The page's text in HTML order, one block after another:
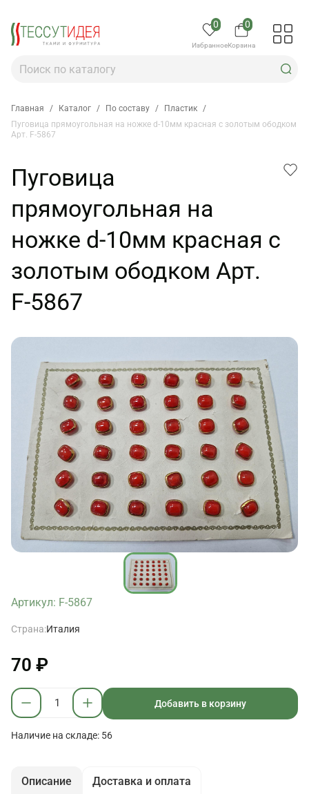
0
Избранное
0
Корзина
Главная / Каталог / По составу / Пластик /
Пуговица прямоугольная на ножке d-10мм красная с золотым ободком
Арт. F-5867
Пуговица
прямоугольная на
ножке d-10мм красная с
золотым ободком Арт.
F-5867
Артикул: F-5867
Страна:Италия
70 ₽
Добавить в корзину
Наличие на складе: 56
Описание Доставка и оплата